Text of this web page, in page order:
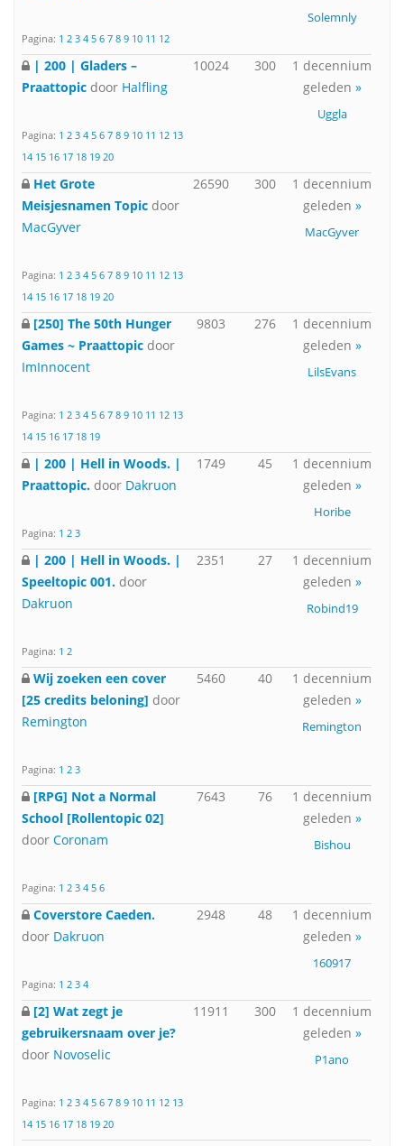
Pagina: 1 2 3 4 5 6 7 8 9 10 11 12
Solemnly
| 200 | Gladers –
Praattopic door Halfling
Pagina: 1 2 3 4 5 6 7 8 9 10 11 12 13
14 15 16 17 18 19 20
10024 300
1 decennium
geleden »
Uggla
Het Grote
Meisjesnamen Topic door
MacGyver
Pagina: 1 2 3 4 5 6 7 8 9 10 11 12 13
14 15 16 17 18 19 20
26590 300
1 decennium
geleden »
MacGyver
[250] The 50th Hunger
Games ~ Praattopic door
ImInnocent
Pagina: 1 2 3 4 5 6 7 8 9 10 11 12 13
14 15 16 17 18 19
9803 276
1 decennium
geleden »
LilsEvans
| 200 | Hell in Woods. |
Praattopic. door Dakruon
Pagina: 1 2 3
1749 45
1 decennium
geleden »
Horibe
| 200 | Hell in Woods. |
Speeltopic 001. door
Dakruon
Pagina: 1 2
2351 27
1 decennium
geleden »
Robind19
Wij zoeken een cover
[25 credits beloning] door
Remington
Pagina: 1 2 3
5460 40
1 decennium
geleden »
Remington
[RPG] Not a Normal
School [Rollentopic 02]
door Coronam
Pagina: 1 2 3 4 5 6
7643 76
1 decennium
geleden »
Bishou
Coverstore Caeden.
door Dakruon
Pagina: 1 2 3 4
2948 48
1 decennium
geleden »
160917
[2] Wat zegt je
gebruikersnaam over je?
door Novoselic
Pagina: 1 2 3 4 5 6 7 8 9 10 11 12 13
14 15 16 17 18 19 20
11911 300
1 decennium
geleden »
P1ano